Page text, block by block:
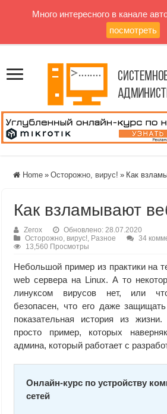
Home » Осторожно, вирус! » Как
Как взламывают
Zerox
Обновлено: 28.07.2020
Осторожно, вирус!, Разное
34
13,560 Просмотры
Небольшой пример из практики на
web сервера на Linux. А то
линуксом вирусов нет, или
безопасен, что его даже
показательная история из жизни.
просто пример, которых
админа, который работает с
Онлайн-курс по устройству
сетей
Много интересного в канале
посмотреть